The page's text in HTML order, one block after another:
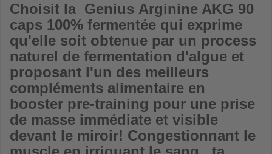
Choisit la Genius Arginine AKG 90
caps 100% fermentée qui exprime
qu'elle soit obtenue par un process
naturel de fermentation d'algue et
proposant l'un des meilleurs
compléments alimentaire en
booster pre-training pour une prise
de masse immédiate et visible
devant le miroir! Congestionnant le